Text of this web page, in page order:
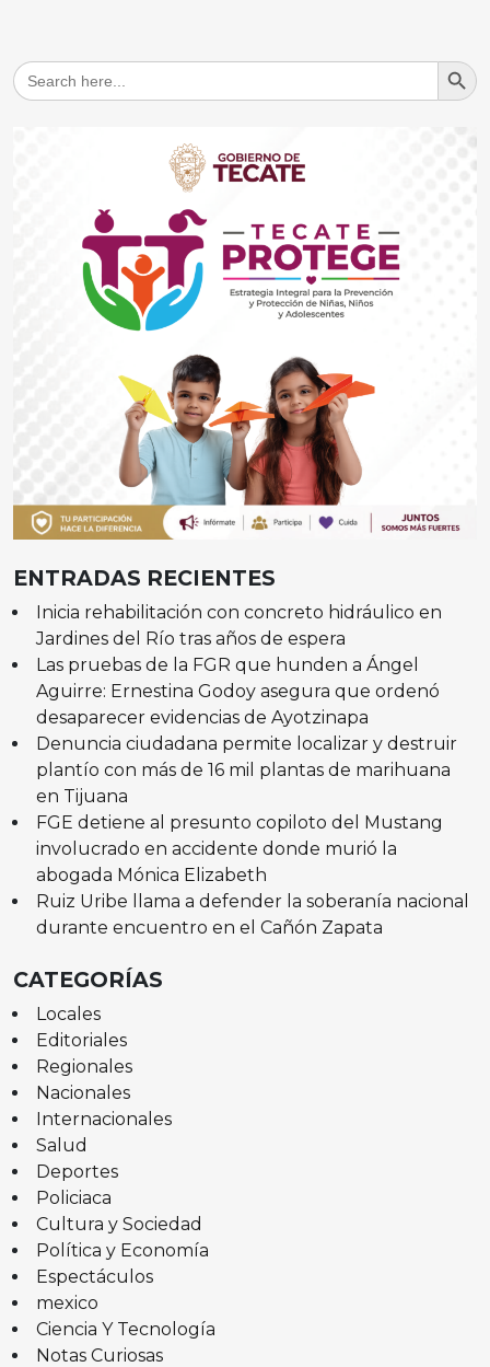
Search
for:
Search
ENTRADAS RECIENTES
Inicia rehabilitación con concreto hidráulico en
Jardines del Río tras años de espera
Las pruebas de la FGR que hunden a Ángel
Aguirre: Ernestina Godoy asegura que ordenó
desaparecer evidencias de Ayotzinapa
Denuncia ciudadana permite localizar y destruir
plantío con más de 16 mil plantas de marihuana
en Tijuana
FGE detiene al presunto copiloto del Mustang
involucrado en accidente donde murió la
abogada Mónica Elizabeth
Ruiz Uribe llama a defender la soberanía nacional
durante encuentro en el Cañón Zapata
CATEGORÍAS
Locales
Editoriales
Regionales
Nacionales
Internacionales
Salud
Deportes
Policiaca
Cultura y Sociedad
Política y Economía
Espectáculos
mexico
Ciencia Y Tecnología
Notas Curiosas